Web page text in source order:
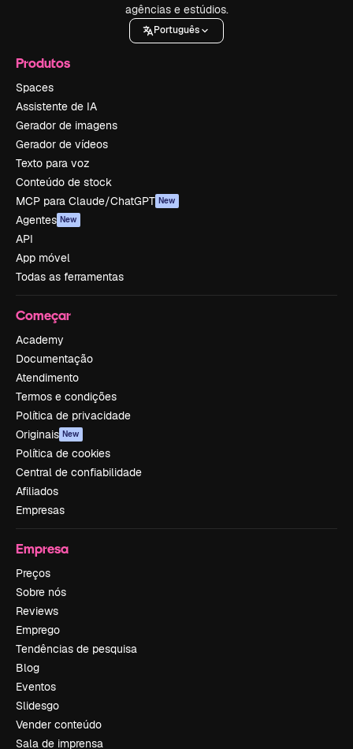
agências e estúdios.
Português
Produtos
Spaces
Assistente de IA
Gerador de imagens
Gerador de vídeos
Texto para voz
Conteúdo de stock
MCP para Claude/ChatGPT New
Agentes New
API
App móvel
Todas as ferramentas
Começar
Academy
Documentação
Atendimento
Termos e condições
Política de privacidade
Originais New
Política de cookies
Central de confiabilidade
Afiliados
Empresas
Empresa
Preços
Sobre nós
Reviews
Emprego
Tendências de pesquisa
Blog
Eventos
Slidesgo
Vender conteúdo
Sala de imprensa